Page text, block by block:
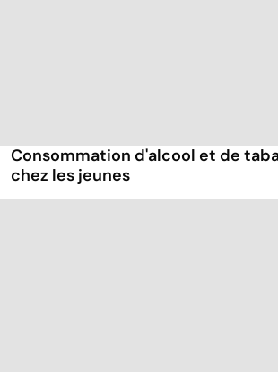
Consommation d'alcool et de
chez les jeunes